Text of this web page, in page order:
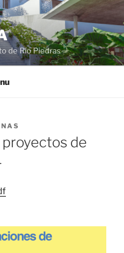
de Río Piedras
de